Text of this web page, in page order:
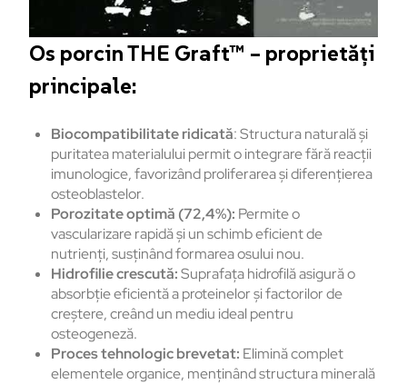
Os porcin THE Graft™ – proprietăți
principale:
Biocompatibilitate ridicată: Structura naturală și
puritatea materialului permit o integrare fără reacții
imunologice, favorizând proliferarea și diferențierea
osteoblastelor.
Porozitateoptimă (72,4%): Permite o
vascularizare rapidă și un schimb eficient de
nutrienți, susținând formarea osului nou.
Hidrofilie crescută:Suprafața hidrofilă asigură o
absorbție eficientă a proteinelor și factorilor de
creștere, creând un mediu ideal pentru
osteogeneză.
Proces tehnologic brevetat: Elimină complet
elementele organice, menținând structura minerală